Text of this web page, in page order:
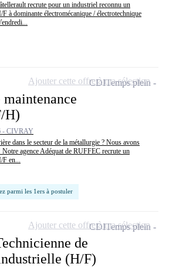
recrute pour un industriel reconnu un
à dominante électromécanique / électrotechnique
H)
- CIVRAY
dans le secteur de la métallurgie ? Nous avons
agence Adéquat de RUFFEC recrute un
F en...
parmi les 1ers à postuler
CDITemps plein
Ajouter cette offre à ma sélection
de
(H/F)
CDITemps plein
Ajouter cette offre à ma sélection